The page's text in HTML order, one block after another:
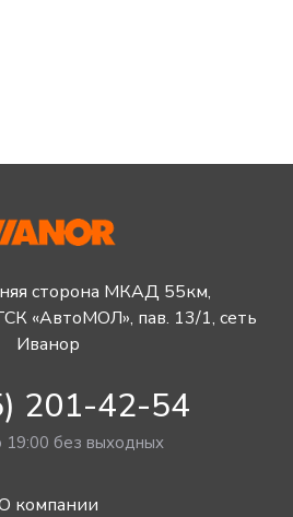
сторона МКАД 55км,
«АвтоМОЛ», пав. 13/1, сеть
Иванор
201-42-54
19:00 без выходных
компании